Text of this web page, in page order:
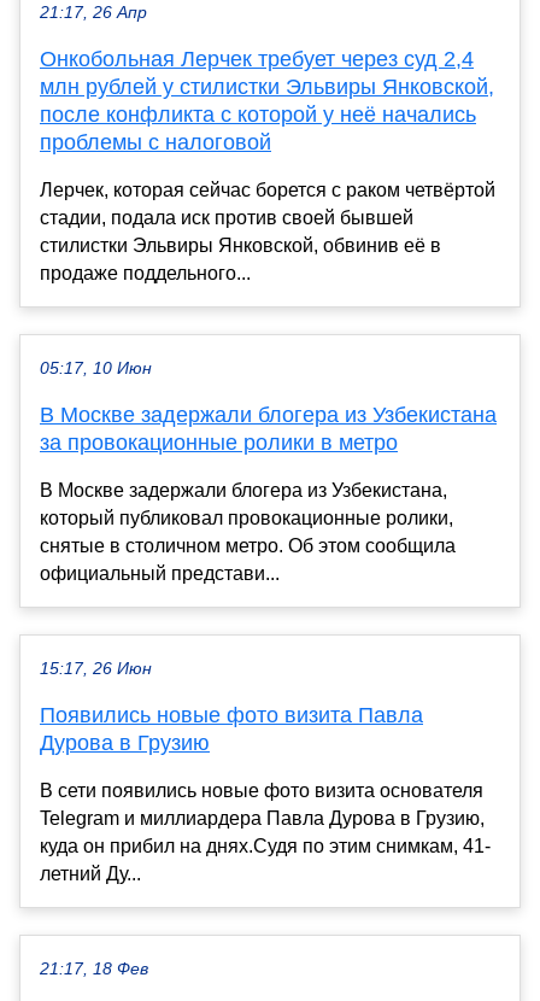
21:17, 26 Апр
Онкобольная Лерчек требует через суд 2,4
млн рублей у стилистки Эльвиры Янковской,
после конфликта с которой у неё начались
проблемы с налоговой
Лерчек, которая сейчас борется с раком четвёртой
стадии, подала иск против своей бывшей
стилистки Эльвиры Янковской, обвинив её в
продаже поддельного...
05:17, 10 Июн
В Москве задержали блогера из Узбекистана
за провокационные ролики в метро
В Москве задержали блогера из Узбекистана,
который публиковал провокационные ролики,
снятые в столичном метро. Об этом сообщила
официальный представи...
15:17, 26 Июн
Появились новые фото визита Павла
Дурова в Грузию
В сети появились новые фото визита основателя
Telegram и миллиардера Павла Дурова в Грузию,
куда он прибил на днях.Судя по этим снимкам, 41-
летний Ду...
21:17, 18 Фев